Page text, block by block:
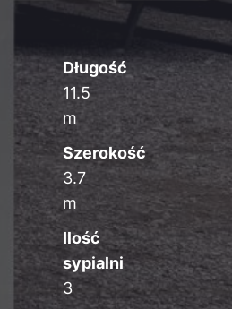
Długość
11.5
m
Szerokość
3.7
m
Ilość
sypialni
3